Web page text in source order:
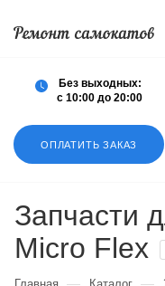
ОПЛАТИТЬ ЗАКАЗ
Без выходных:
с 10:00 до 20:00
Запчасти
Micro Flex